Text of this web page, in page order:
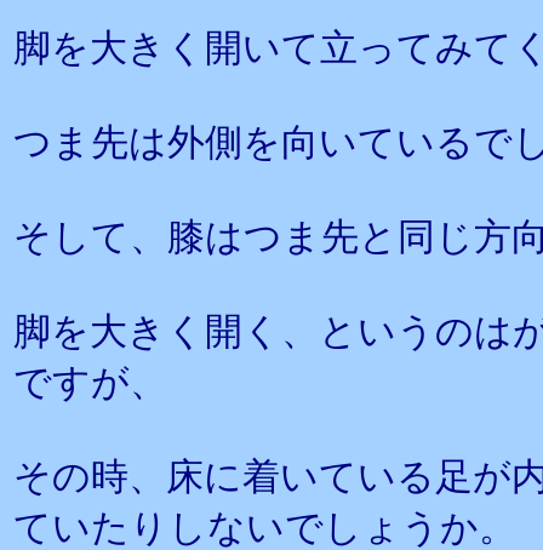
脚を大きく開いて立ってみて
つま先は外側を向いているで
そして、膝はつま先と同じ方
脚を大きく開く、というのは
ですが、
その時、床に着いている足が
ていたりしないでしょうか。